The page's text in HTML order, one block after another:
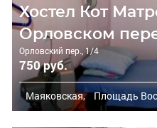
Хостел Кот
Орловском
Орловский пер., 1/4
750 руб.
Маяковская, Площадь